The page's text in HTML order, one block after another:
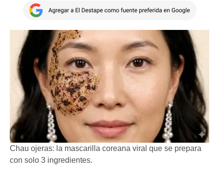
Chau ojeras: la mascarilla coreana viral que se prepara
con solo 3 ingredientes.